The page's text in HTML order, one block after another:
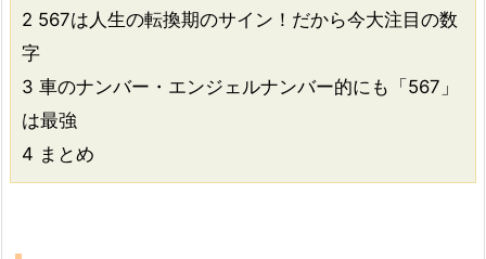
2 567は人生の転換期のサイン！だから今大注目の数
字
3 車のナンバー・エンジェルナンバー的にも「567」
は最強
4 まとめ